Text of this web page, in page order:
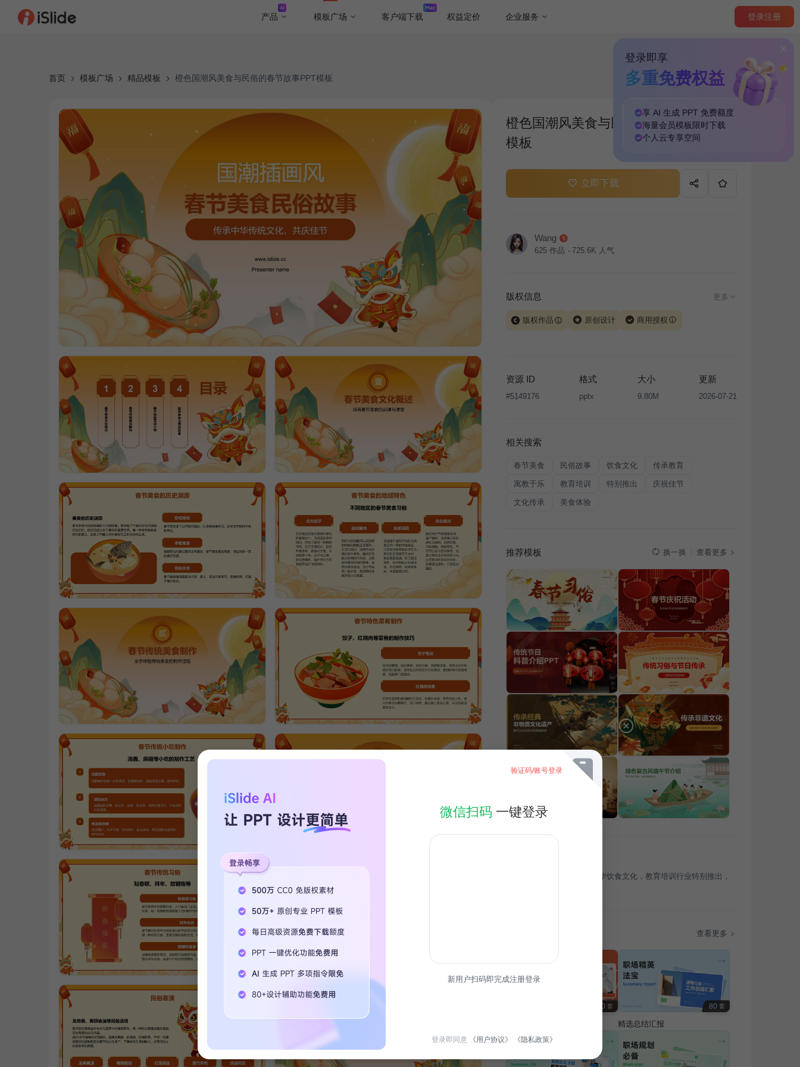
产品 模板广场 客户端下载 权益定价 企业服务 登录注册
登录即享
多重免费权益
享 AI 生成 PPT 免费额度
海量会员模板 限时下载
个人云专享空间
首页 模板广场 精品模板 橙色国潮风美食与民俗的春节故事PPT模板
橙色国潮风美食与民俗的春节故事PPT
模板
立即下载
Wang
625 作品 725.6K 人气
版权信息 更多
版权作品 原创设计 商用授权
让、出售或出租，未经投权许可任何人不得擅自转载和分发，否则
将接照我国著作权法的相关规定承担相应法律责任。
资源 ID
#5149176
格式
pptx
大小
9.80M
更新
2026-07-21
相关搜索
春节美食 民俗故事 饮食文化 传承教育
寓教于乐 教育培训 特别推出 庆祝佳节
文化传承 美食体验
推荐模板 换一换 查看更多
春节美食民俗故事，传承中华饮食文化，教育培训行业特别推出，
查看更多
100 套 80 套
精选总结汇报
验证码/账号登录
微信扫码 一键登录
新用户扫码即完成注册登录
登录即同意 《用户协议》 《隐私政策》